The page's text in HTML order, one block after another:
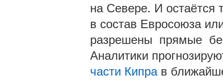
на Севере. И остаётся
в состав Евросоюза
разрешены прямые
Аналитики
части Кипра в